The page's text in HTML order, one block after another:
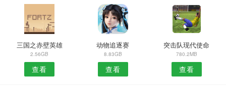
三国之赤壁英雄
2.56GB
查看
动物追逐赛
8.83GB
查看
突击队现代使命
780.2MB
查看